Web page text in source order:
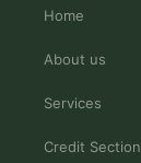
Home
About us
Services
Credit Section